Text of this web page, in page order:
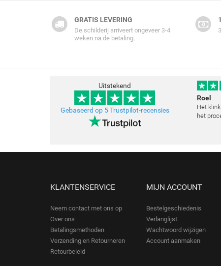
GRATIS LEVERING
De schilderij arriveert ongeveer 3-4
weken na de betaling.
Uitstekend
Gebaseerd op 5 Trustpilot-recensies
Roel
Het
het
KLANTENSERVICE
Neem contact met ons op
Over ons
Betalingsmethoden
Verzending en Retourneren
Retourbeleid
MIJN ACCOUNT
Bestelgeschiedenis
Verlanglijst
Wachtwoord wijzigen
Account aanmaken